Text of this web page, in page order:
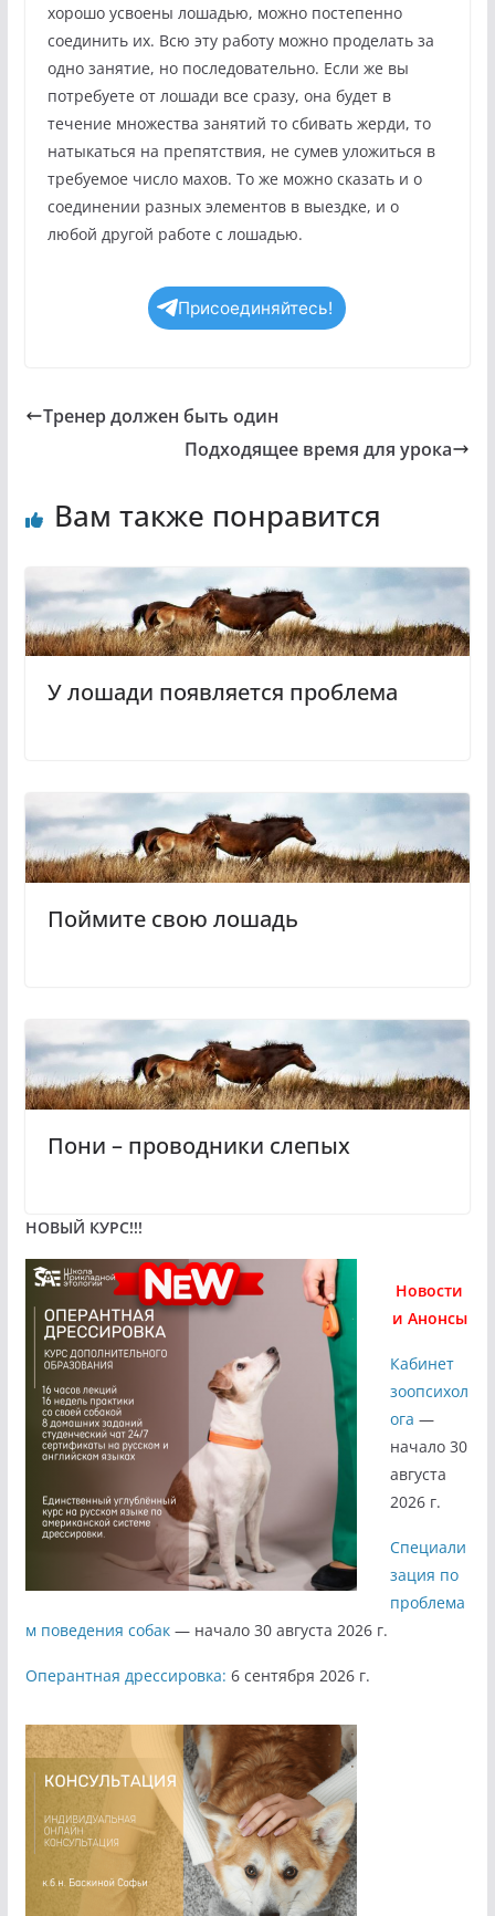
хорошо усвоены лошадью, можно постепенно
соединить их. Всю эту работу можно проделать за
одно занятие, но последовательно. Если же вы
потребуете от лошади все сразу, она будет в
течение множества занятий то сбивать жерди, то
натыкаться на препятствия, не сумев уложиться в
требуемое число махов. То же можно сказать и о
соединении разных элементов в выездке, и о
любой другой работе с лошадью.
Присоединяйтесь!
Тренер должен быть один
Подходящее время для урока
Вам также понравится
У лошади появляется проблема
Поймите свою лошадь
Пони – проводники слепых
НОВЫЙ КУРС!!!
Новости
и Анонсы
Кабинет
зоопсихол
ога —
начало 30
августа
2026 г.
Специали
зация по
проблема
м поведения собак— начало 30 августа 2026 г.
Оперантная дрессировка: 6 сентября 2026 г.